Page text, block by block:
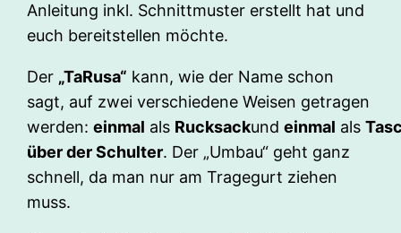
Anleitung inkl. Schnittmuster erstellt hat und
euch bereitstellen möchte.
Der „TaRusa“ kann, wie der Name schon
sagt, auf zwei verschiedene Weisen getragen
werden:einmal als Rucksackundeinmal als
über der Schulter. Der „Umbau“ geht ganz
schnell, da man nur am Tragegurt ziehen
muss.